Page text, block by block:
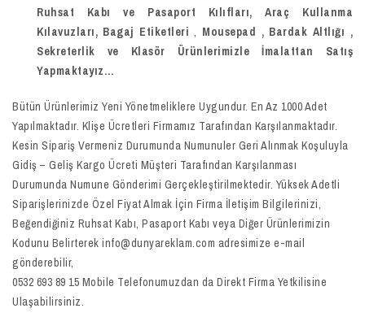
Ruhsat Kabı ve Pasaport Kılıfları, Araç Kullanma
Kılavuzları, Bagaj Etiketleri, Mousepad , Bardak Altlığı ,
Sekreterlik ve Klasör Ürünlerimizle İmalattan Satış
Yapmaktayız…
Bütün Ürünlerimiz Yeni Yönetmeliklere Uygundur. En Az 1000 Adet
Yapılmaktadır. Klişe Ücretleri Firmamız Tarafından Karşılanmaktadır.
Kesin Sipariş Vermeniz Durumunda Numunuler Geri Alınmak Koşuluyla
Gidiş – Geliş Kargo Ücreti Müşteri Tarafından Karşılanması
Durumunda Numune Gönderimi Gerçekleştirilmektedir. Yüksek Adetli
Siparişlerinizde Özel Fiyat Almak İçin Firma İletişim Bilgilerinizi,
Beğendiğiniz Ruhsat Kabı, Pasaport Kabı veya Diğer Ürünlerimizin
Kodunu Belirterek info@dunyareklam.com adresimize e-mail
gönderebilir,
0532 693 89 15 Mobile Telefonumuzdan da Direkt Firma Yetkilisine
Ulaşabilirsiniz.